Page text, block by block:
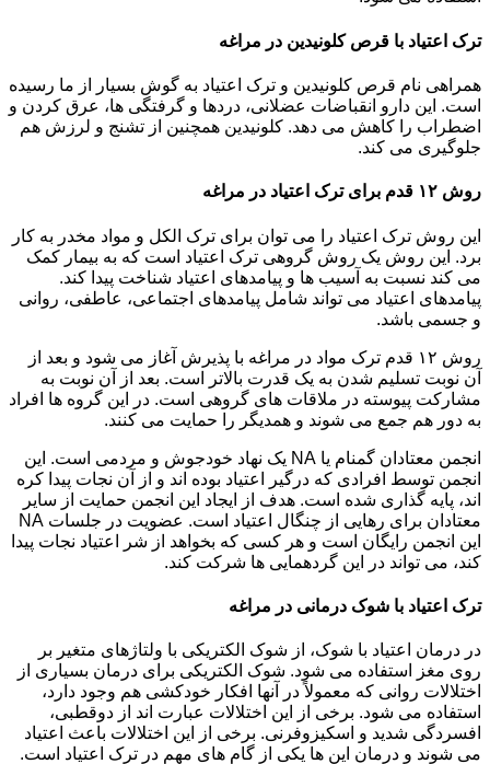
ترک اعتیاد با قرص کلونیدین در مراغه
همراهی نام قرص کلونیدین و ترک اعتیاد به گوش بسیار از ما رسیده
است. این دارو انقباضات عضلانی، دردها و گرفتگی ها، عرق کردن و
اضطراب را کاهش می دهد. کلونیدین همچنین از تشنج و لرزش هم
جلوگیری می کند.
روش ۱۲ قدم برای ترک اعتیاد در مراغه
این روش ترک اعتیاد را می توان برای ترک الکل و مواد مخدر به کار
برد. این روش یک روش گروهی ترک اعتیاد است که به بیمار کمک
می کند نسبت به آسیب ها و پیامدهای اعتیاد شناخت پیدا کند.
پیامدهای اعتیاد می تواند شامل پیامدهای اجتماعی، عاطفی، روانی
و جسمی باشد.
روش ۱۲ قدم ترک مواد در مراغه با پذیرش آغاز می شود و بعد از
آن نوبت تسلیم شدن به یک قدرت بالاتر است. بعد از آن نوبت به
مشارکت پیوسته در ملاقات های گروهی است. در این گروه ها افراد
به دور هم جمع می شوند و همدیگر را حمایت می کنند.
انجمن معتادان گمنام یا NA یک نهاد خودجوش و مردمی است. این
انجمن توسط افرادی که درگیر اعتیاد بوده اند و از آن نجات پیدا کره
اند، پایه گذاری شده است. هدف از ایجاد این انجمن حمایت از سایر
معتادان برای رهایی از چنگال اعتیاد است. عضویت در جلسات NA
این انجمن رایگان است و هر کسی که بخواهد از شر اعتیاد نجات پیدا
کند، می تواند در این گردهمایی ها شرکت کند.
ترک اعتیاد با شوک درمانی در مراغه
در درمان اعتیاد با شوک، از شوک الکتریکی با ولتاژهای متغیر بر
روی مغز استفاده می شود. شوک الکتریکی برای درمان بسیاری از
اختلالات روانی که معمولاً در آنها افکار خودکشی هم وجود دارد،
استفاده می شود. برخی از این اختلالات عبارت اند از دوقطبی،
افسردگی شدید و اسکیزوفرنی. برخی از این اختلالات باعث اعتیاد
می شوند و درمان این ها یکی از گام های مهم در ترک اعتیاد است.